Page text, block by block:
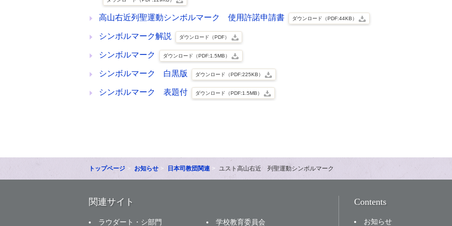
高山右近列聖運動シンボルマーク 使用許諾申請書 ダウンロード（PDF:44KB）
シンボルマーク解説 ダウンロード（PDF）
シンボルマーク ダウンロード（PDF:1.5MB）
シンボルマーク 白黒版 ダウンロード（PDF:225KB）
シンボルマーク 表題付 ダウンロード（PDF:1.5MB）
トップページ お知らせ 日本司教団関連 ユスト高山右近 列聖運動シンボルマーク
関連サイト
ラウダート・シ部門 学校教育委員会
Contents
お知らせ